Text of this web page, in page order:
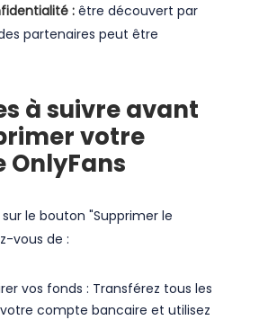
:être découvert par
partenaires peut être
à suivre avant
votre
OnlyFans
le bouton "Supprimer le
vous de :
vos fonds : Transférez tous les
compte bancaire et utilisez